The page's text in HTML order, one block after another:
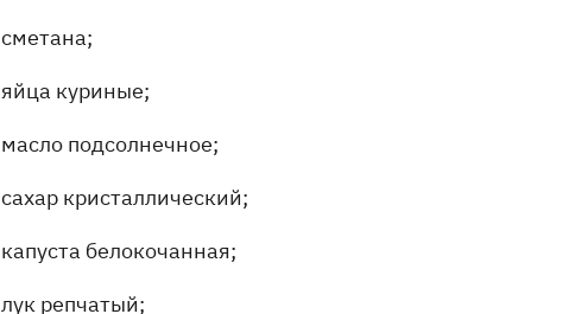
сметана;
яйца куриные;
масло подсолнечное;
сахар кристаллический;
капуста белокочанная;
лук репчатый;